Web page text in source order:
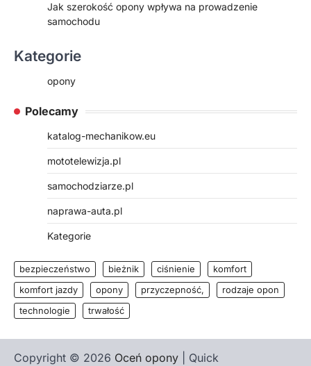
Jak szerokość opony wpływa na prowadzenie
samochodu
Kategorie
opony
Polecamy
katalog-mechanikow.eu
mototelewizja.pl
samochodziarze.pl
naprawa-auta.pl
Kategorie
bezpieczeństwo bieżnik ciśnienie
komfort
komfort jazdy
opony przyczepność,
rodzaje opon
technologie
trwałość
Copyright © 2026 Oceń opony | Quick